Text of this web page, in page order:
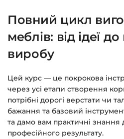
Повний цикл
меблів: від ідеї
виробу
Цей курс — це покрокова
через усі етапи створення
потрібні дорогі верстати чи
бажання та базовий
та дамо вам практичні знання
професійного результату.